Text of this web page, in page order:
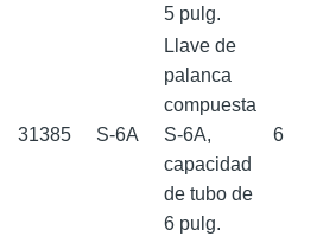
5 pulg.
31385 S-6A
Llave de
palanca
compuesta
S-6A,
capacidad
de tubo de
6 pulg.
6